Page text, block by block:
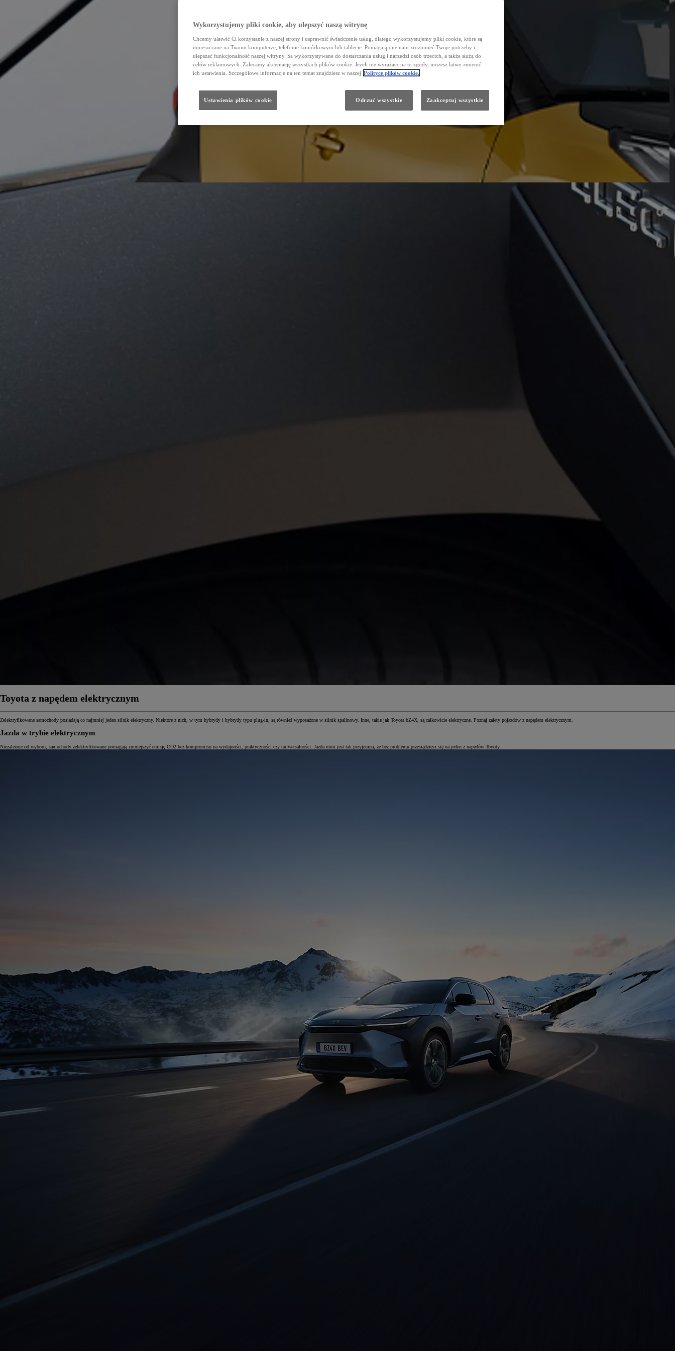
Toyota z napędem elektrycznym
Zelektryfikowane samochody posiadają co najmniej jeden silnik elektryczny. Niektóre z nich, w tym hybrydy i hybrydy typu plug-in, są również wyposażone w silnik spalinowy. Inne, takie jak Toyota bZ4X, są całkowicie elektryczne. Poznaj zalety pojazdów z napędem elektrycznym.
Jazda w trybie elektrycznym
Niezależnie od wyboru, samochody zelektryfikowane pomagają zmniejszyć emisję CO2 bez kompromisu na wydajności, praktyczności czy uniwersalności. Jazda nimi jest tak przyjemna, że bez problemu przesiądziesz się na jeden z napędów Toyoty.
Wykorzystujemy pliki cookie, aby ulepszyć naszą witrynę
Chcemy ułatwić Ci korzystanie z naszej strony i usprawnić świadczenie usług, dlatego wykorzystujemy pliki cookie, które są
umieszczane na Twoim komputerze, telefonie komórkowym lub tablecie. Pomagają one nam zrozumieć Twoje potrzeby i
ulepszać funkcjonalność naszej witryny. Są wykorzystywane do dostarczania usług i narzędzi osób trzecich, a także służą do
celów reklamowych. Zalecamy akceptację wszystkich plików cookie. Jeżeli nie wyrażasz na to zgody, możesz łatwo zmienić
ich ustawienia. Szczegółowe informacje na ten temat znajdziesz w naszej Polityce plików cookie.
Odrzuć wszystkie Zaakceptuj wszystkie
Ustawienia plików cookie